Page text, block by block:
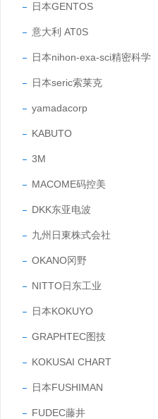
日本GENTOS
意大利 AT0S
日本nihon-exa-sci精密科学
日本seric索莱克
yamadacorp
KABUTO
3M
MACOME码控美
DKK东亚电波
九州日東株式会社
OKANO冈野
NITTO日东工业
日本KOKUYO
GRAPHTEC图技
KOKUSAI CHART
日本FUSHIMAN
FUDEC藤井